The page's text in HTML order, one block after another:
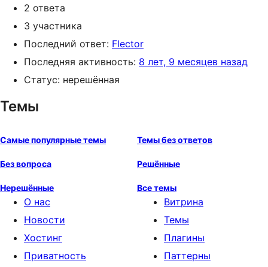
2 ответа
3 участника
Последний ответ: Flector
Последняя активность: 8 лет, 9 месяцев назад
Статус: нерешённая
Темы
Самые популярные темы Темы без ответов
Без вопроса Решённые
Нерешённые Все темы
О нас
Новости
Хостинг
Приватность
Витрина
Темы
Плагины
Паттерны